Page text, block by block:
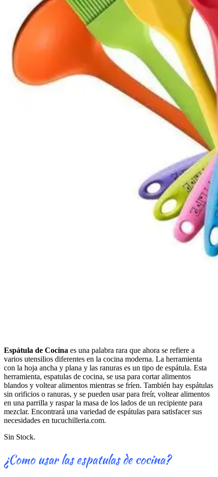
Espátula de Cocina es una palabra rara que ahora se refiere a
varios utensilios diferentes en la cocina moderna. La herramienta
con la hoja ancha y plana y las ranuras es un tipo de espátula. Esta
herramienta, espatulas de cocina, se usa para cortar alimentos
blandos y voltear alimentos mientras se fríen. También hay espátulas
sin orificios o ranuras, y se pueden usar para freír, voltear alimentos
en una parrilla y raspar la masa de los lados de un recipiente para
mezclar. Encontrará una variedad de espátulas para satisfacer sus
necesidades en tucuchilleria.com.
Sin Stock.
¿Como usar las espatulas de cocina?